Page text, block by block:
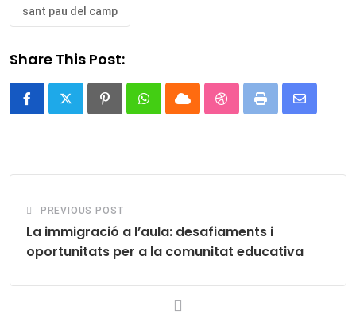
sant pau del camp
Share This Post:
PinterestWhatsappCloud StumbleUpon
Print
Share
PREVIOUS POST
La immigració a l’aula: desafiaments i
oportunitats per a la comunitat educativa